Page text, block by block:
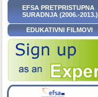
EFSA PRETPRISTUPNA
SURADNJA (2006.-2013.)
EDUKATIVNI FILMOVI